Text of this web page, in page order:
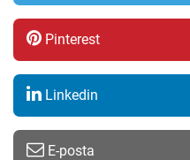
Pinterest
Linkedin
E-posta